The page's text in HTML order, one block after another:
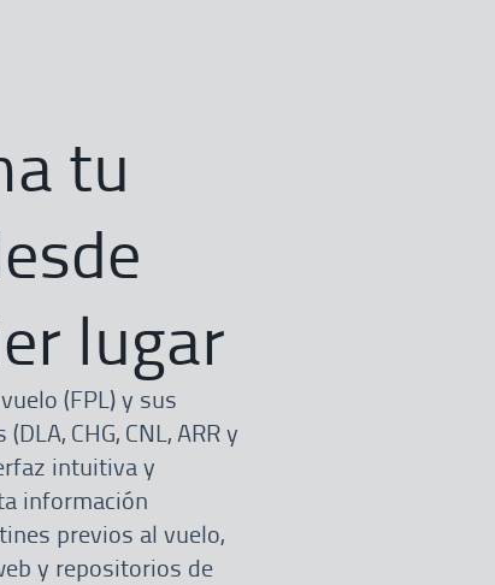
tu
lugar
(FPL) y sus
CHG, CNL, ARR y
intuitiva y
información
previos al vuelo,
y repositorios de